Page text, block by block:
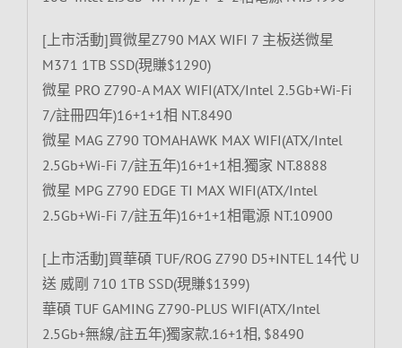
[上市活動]買微星Z790 MAX WIFI 7 主板送微星
M371 1TB SSD(現賺$1290)
微星 PRO Z790-A MAX WIFI(ATX/Intel 2.5Gb+Wi-Fi
7/註冊四年)16+1+1相 NT.8490
微星 MAG Z790 TOMAHAWK MAX WIFI(ATX/Intel
2.5Gb+Wi-Fi 7/註五年)16+1+1相.獨家 NT.8888
微星 MPG Z790 EDGE TI MAX WIFI(ATX/Intel
2.5Gb+Wi-Fi 7/註五年)16+1+1相電源 NT.10900
[上市活動]買華碩 TUF/ROG Z790 D5+INTEL 14代 U
送 威剛 710 1TB SSD(現賺$1399)
華碩 TUF GAMING Z790-PLUS WIFI(ATX/Intel
2.5Gb+無線/註五年)獨家款.16+1相, $8490